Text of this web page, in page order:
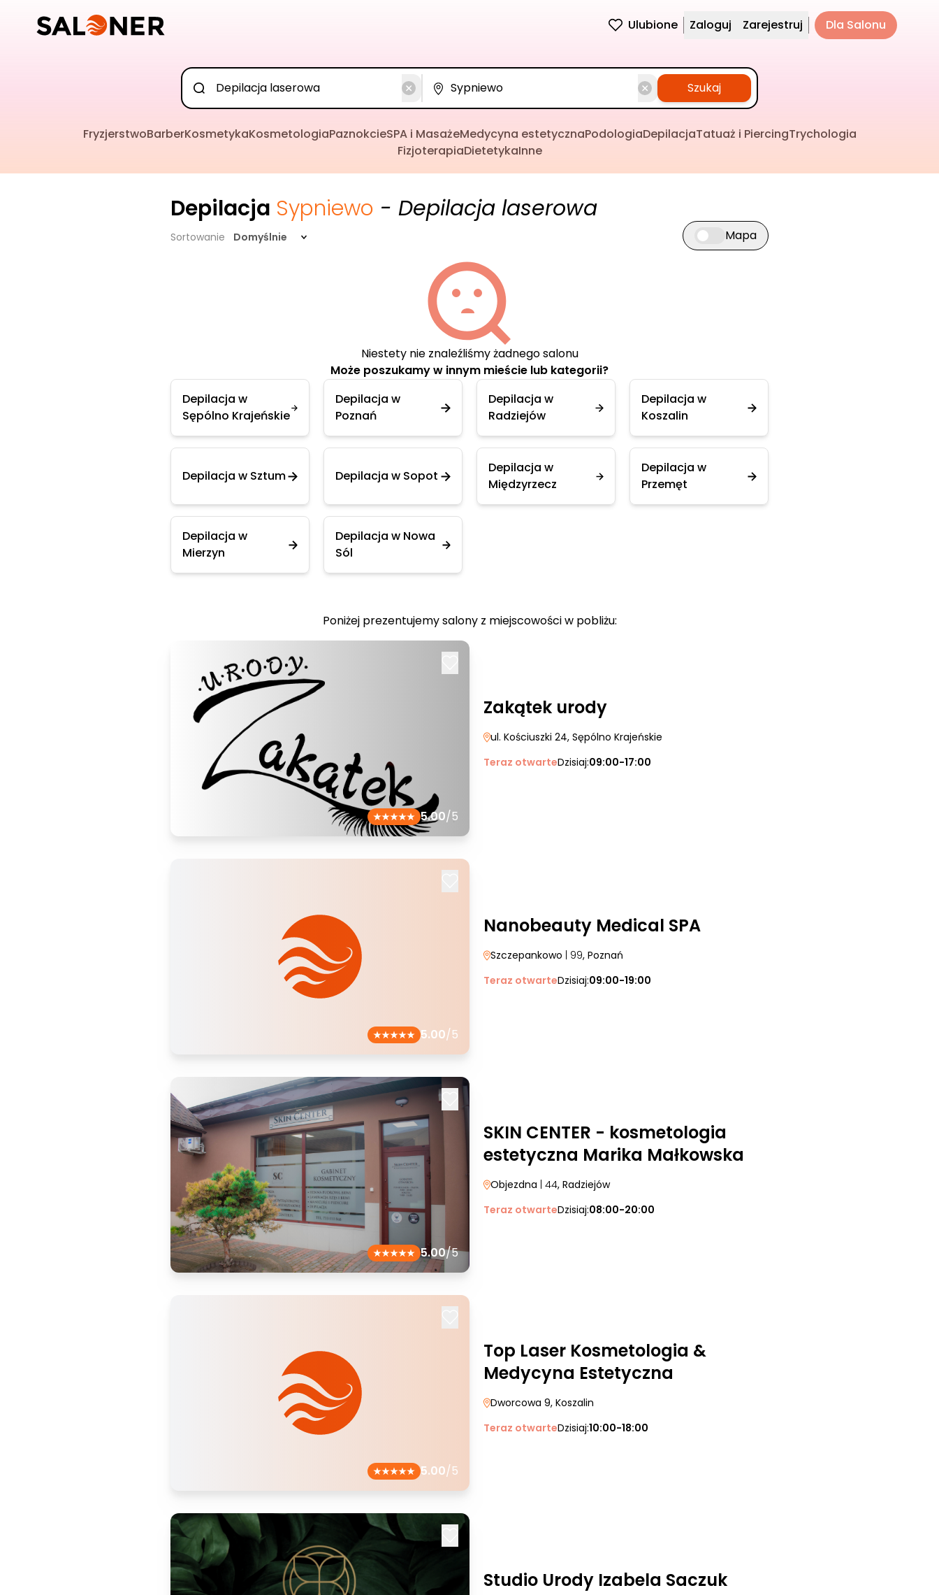
Ulubione Zaloguj Zarejestruj Dla Salonu
Szukaj
FryzjerstwoBarberKosmetykaKosmetologiaPaznokcieSPA i MasażeMedycyna estetycznaPodologiaDepilacjaTatuaż i PiercingTrychologia
FizjoterapiaDietetykaInne
Depilacja Sypniewo - Depilacja laserowa
Sortowanie Domyślnie Przełącz widok mapy
Mapa
Niestety nie znaleźliśmy żadnego salonu
Może poszukamy w innym mieście lub kategorii?
Depilacja w
Sępólno Krajeńskie
Depilacja w
Poznań
Depilacja w
Radziejów
Depilacja w
Koszalin
Depilacja w Sztum Depilacja w Sopot
Depilacja w
Międzyrzecz
Depilacja w
Przemęt
Depilacja w
Mierzyn
Depilacja w Nowa
Sól
Poniżej prezentujemy salony z miejscowości w pobliżu:
5.00/5
Zakątek urody
ul. Kościuszki 24, Sępólno Krajeńskie
Teraz otwarteDzisiaj:09:00-17:00
5.00/5
Nanobeauty Medical SPA
Szczepankowo | 99, Poznań
Teraz otwarteDzisiaj:09:00-19:00
5.00/5
SKIN CENTER - kosmetologia
estetyczna Marika Małkowska
Objezdna | 44, Radziejów
Teraz otwarteDzisiaj:08:00-20:00
5.00/5
Top Laser Kosmetologia &
Medycyna Estetyczna
Dworcowa 9, Koszalin
Teraz otwarteDzisiaj:10:00-18:00
Studio Urody Izabela Saczuk